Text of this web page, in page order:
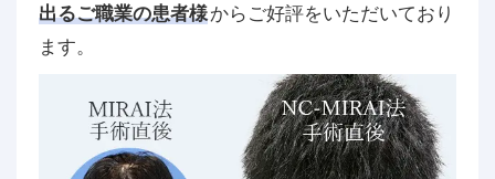
出るご職業の患者様からご好評をいただいており
ます。